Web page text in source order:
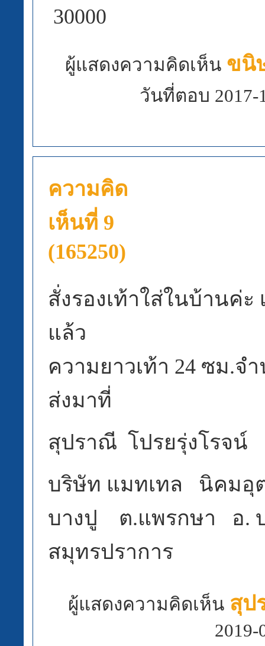
30000
ผู้แสดงความคิดเห็น ขนิ
วันที่ตอบ 2017-
ความคิด
เห็นที่ 9
(165250)
สั่งรองเท้าใส่ในบ้านค่ะ
แล้ว
ความยาวเท้า 24 ซม.จ
ส่งมาที่
สุปราณี โปรยรุ่งโรจน์
บริษัท แมทเทล นิคมอุ
บางปู ต.แพรกษา อ.
สมุทรปราการ
ผู้แสดงความคิดเห็น สุป
2019-